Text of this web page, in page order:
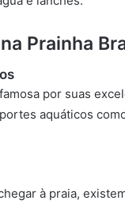
Prainha
por suas
aquáticos
à praia,